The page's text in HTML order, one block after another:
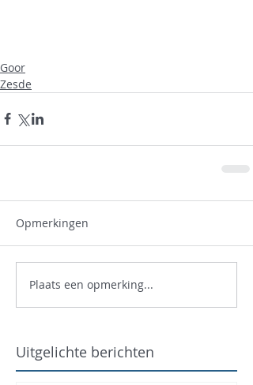
Goor
Zesde
Opmerkingen
Plaats een opmerking...
Uitgelichte berichten